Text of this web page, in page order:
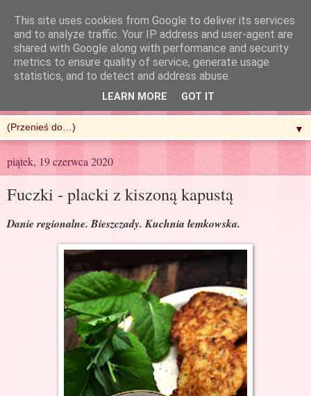
R'n'G Kitchen
▼
piątek, 19 czerwca 2020
Fuczki - placki z kiszoną kapustą
Danie regionalne. Bieszczady. Kuchnia łemkowska.
This site uses cookies from Google to deliver its services
and to analyze traffic. Your IP address and user-agent are
shared with Google along with performance and security
metrics to ensure quality of service, generate usage
statistics, and to detect and address abuse.
LEARN MORE GOT IT